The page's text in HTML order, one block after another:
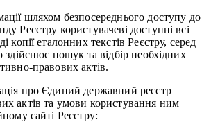
шляхом безпосереднього доступу до
Реєстру користувачеві доступні всі
копії еталонних текстів Реєстру, серед
здійснює пошук та відбір необхідних
правових актів.
про Єдиний державний реєстр
актів та умови користування ним
сайті Реєстру: